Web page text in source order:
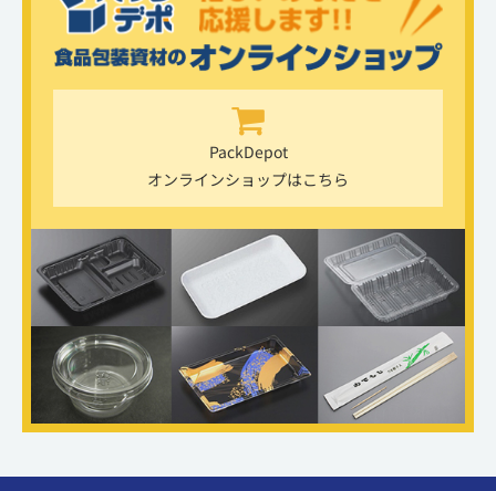
PackDepot
オンラインショップはこちら